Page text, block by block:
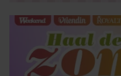
verzameld op basis van
gaat akkoord met onze
gebruiken.